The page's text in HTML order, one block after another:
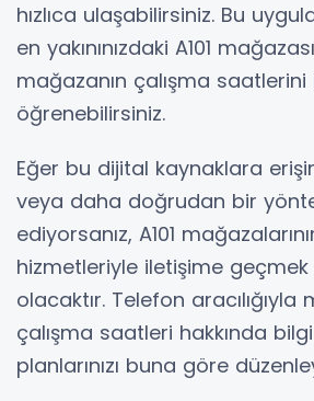
hızlıca ulaşabilirsiniz. Bu
en yakınınızdaki A101
mağazanın çalışma
öğrenebilirsiniz.
Eğer bu dijital kaynaklara
veya daha doğrudan bir
ediyorsanız, A101
hizmetleriyle iletişime geçmek
olacaktır. Telefon aracılığıyla
çalışma saatleri hakkında
planlarınızı buna göre